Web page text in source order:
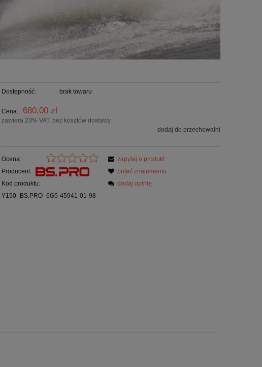
Dostępność: brak towaru
Cena: 680,00 zł
zawiera 23% VAT, bez kosztów dostawy
dodaj do przechowalni
Ocena:
Producent:
Kod produktu:
Y150_BS.PRO_6G5-45941-01-98
zapytaj o produkt
poleć znajomemu
dodaj opinię